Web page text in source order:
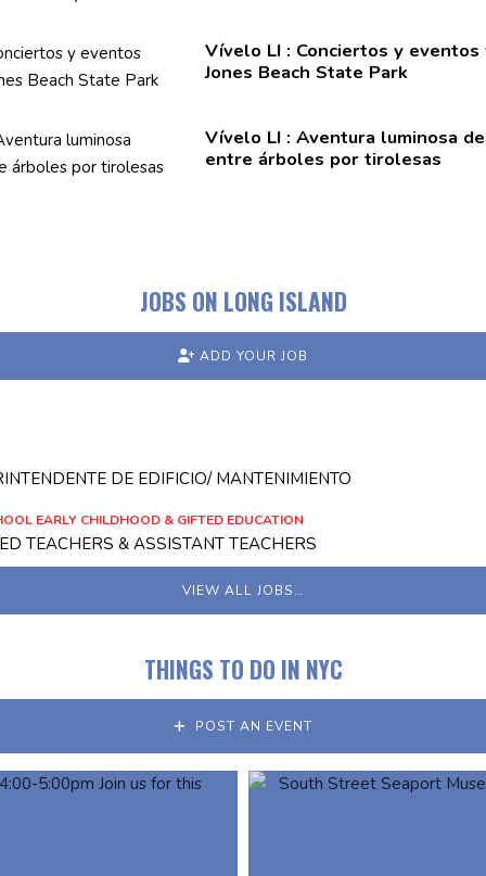
Vívelo LI : Conciertos y
Jones Beach State Park
Vívelo LI : Aventura luminosa
entre árboles por tirolesas
JOBS ON LONG ISLAND
ADD YOUR JOB
DE EDIFICIO/ MANTENIMIENTO
EARLY CHILDHOOD & GIFTED EDUCATION
TEACHERS & ASSISTANT TEACHERS
VIEW ALL JOBS…
THINGS TO DO IN NYC
POST AN EVENT